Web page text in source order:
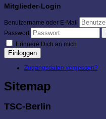
Mitglieder-Login
Benutzername oder E-Mail
Passwort
Erinnere Dich an mich
Einloggen
Zugangsdaten vergessen?
Sitemap
TSC-Berlin